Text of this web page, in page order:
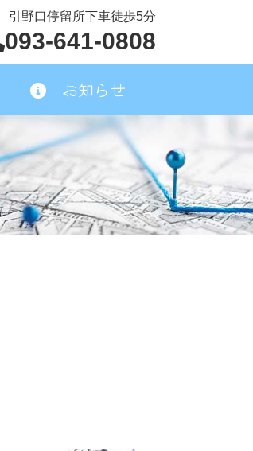
野口停留所下車徒歩5分
093-641-0808
お知らせ